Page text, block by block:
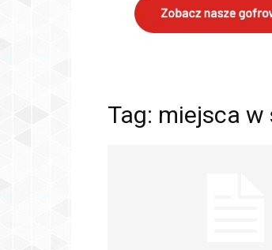
Tag: miejsca w